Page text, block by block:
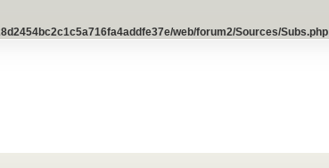
web/forum2/Sources/Subs.php